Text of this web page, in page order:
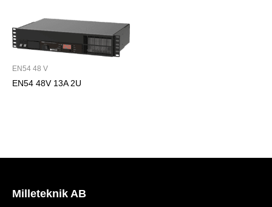
EN54 48 V
EN54 48V 13A 2U
Milleteknik AB